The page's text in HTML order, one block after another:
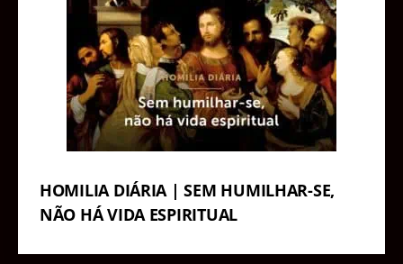
HOMILIA DIÁRIA | SEM HUMILHAR-SE,
NÃO HÁ VIDA ESPIRITUAL